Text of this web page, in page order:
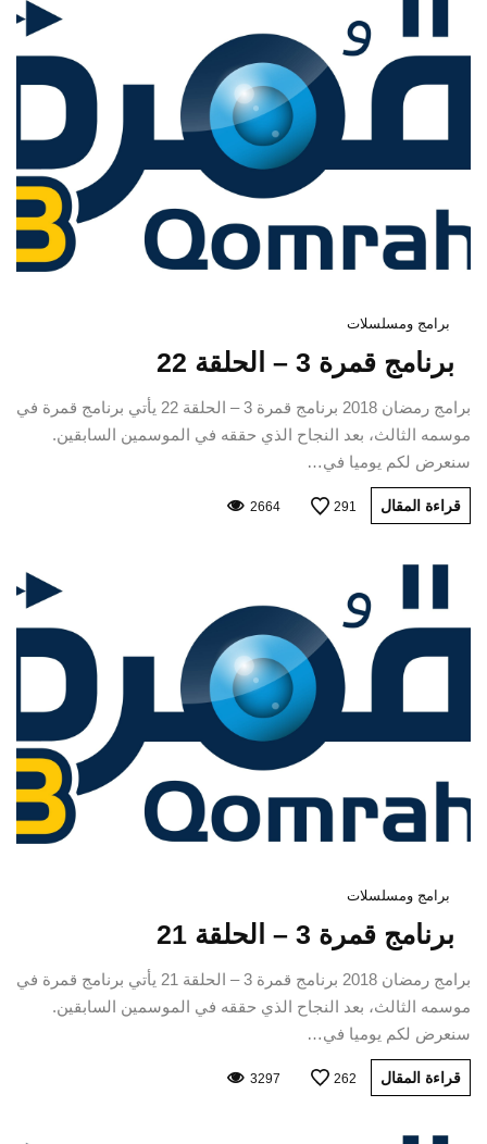
برامج ومسلسلات
برنامج قمرة 3 – الحلقة 22
برامج رمضان 2018 برنامج قمرة 3 – الحلقة 22 يأتي برنامج قمرة في
موسمه الثالث، بعد النجاح الذي حققه في الموسمين السابقين.
سنعرض لكم يوميا في…
قراءة المقال 291
2664
برامج ومسلسلات
برنامج قمرة 3 – الحلقة 21
برامج رمضان 2018 برنامج قمرة 3 – الحلقة 21 يأتي برنامج قمرة في
موسمه الثالث، بعد النجاح الذي حققه في الموسمين السابقين.
سنعرض لكم يوميا في…
قراءة المقال 262
3297